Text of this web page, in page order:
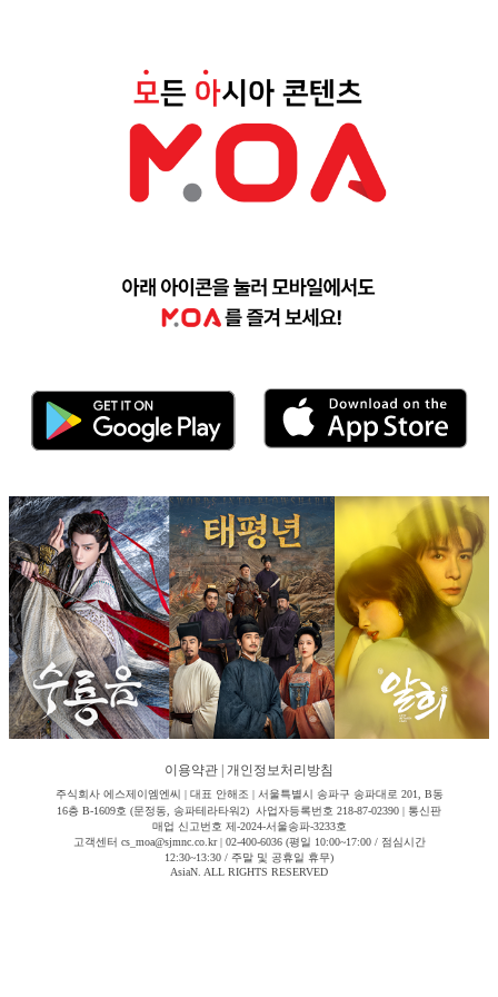
이용약관 개인정보처리방침
주식회사 에스제이엠엔씨 | 대표 안해조 | 서울특별시 송파구 송파대로 201, B동
16층 B-1609호 (문정동, 송파테라타워2) 사업자등록번호 218-87-02390 | 통신판
매업 신고번호 제-2024-서울송파-3233호
고객센터 cs_moa@sjmnc.co.kr | 02-400-6036 (평일 10:00~17:00 / 점심시간
12:30~13:30 / 주말 및 공휴일 휴무)
AsiaN. ALL RIGHTS RESERVED